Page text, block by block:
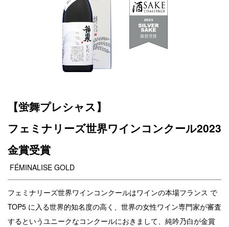
【蛍舞プレシャス】
フェミナリーズ世界ワインコンクール2023
金賞受賞
FÉMINALISE GOLD
フェミナリーズ世界ワインコンクールはワインの本場フランス で
TOP5 に入る世界的知名度の高く、世界の女性ワイン専門家が審査
するというユニークなコンクールにおきまして、純吟乃白が金賞